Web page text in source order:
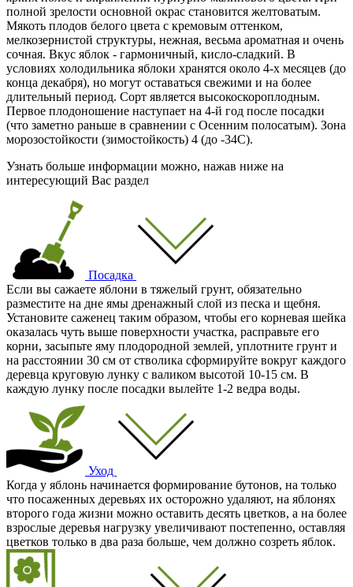
полной зрелости основной окрас становится желтоватым.
Мякоть плодов белого цвета с кремовым оттенком,
мелкозернистой структуры, нежная, весьма ароматная и очень
сочная. Вкус яблок - гармоничный, кисло-сладкий. В
условиях холодильника яблоки хранятся около 4-х месяцев (до
конца декабря), но могут оставаться свежими и на более
длительный период. Сорт является высокоскороплодным.
Первое плодоношение наступает на 4-й год после посадки
(что заметно раньше в сравнении с Осенним полосатым). Зона
морозостойкости (зимостойкость) 4 (до -34С).
Узнать больше информации можно, нажав ниже на
интересующий Вас раздел
Посадка
Если вы сажаете яблони в тяжелый грунт, обязательно
разместите на дне ямы дренажный слой из песка и щебня.
Установите саженец таким образом, чтобы его корневая шейка
оказалась чуть выше поверхности участка, расправьте его
корни, засыпьте яму плодородной землей, уплотните грунт и
на расстоянии 30 см от стволика сформируйте вокруг каждого
деревца круговую лунку с валиком высотой 10-15 см. В
каждую лунку после посадки вылейте 1-2 ведра воды.
Уход
Когда у яблонь начинается формирование бутонов, на только
что посаженных деревьях их осторожно удаляют, на яблонях
второго года жизни можно оставить десять цветков, а на более
взрослые деревья нагрузку увеличивают постепенно, оставляя
цветков только в два раза больше, чем должно созреть яблок.